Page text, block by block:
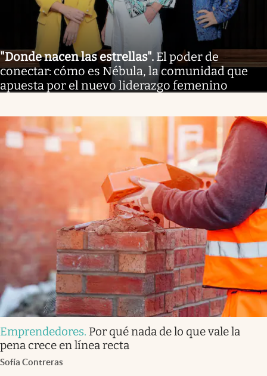
"Donde nacen las estrellas". El poder de
conectar: cómo es Nébula, la comunidad que
apuesta por el nuevo liderazgo femenino
Emprendedores. Por qué nada de lo que vale la
pena crece en línea recta
Sofía Contreras